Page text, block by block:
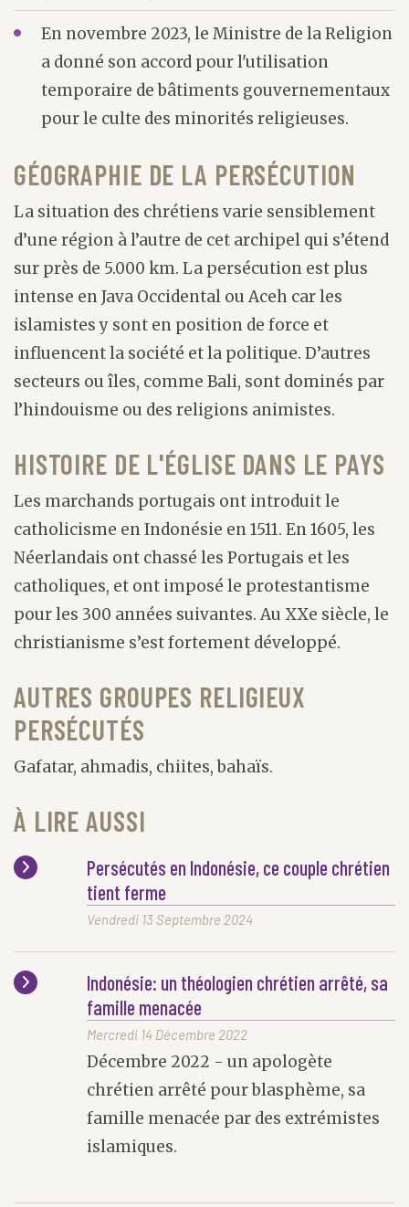
En novembre 2023, le Ministre de la Religion
a donné son accord pour l'utilisation
temporaire de bâtiments gouvernementaux
pour le culte des minorités religieuses.
GÉOGRAPHIE DE LA PERSÉCUTION
La situation des chrétiens varie sensiblement
d’une région à l’autre de cet archipel qui s’étend
sur près de 5.000 km. La persécution est plus
intense en Java Occidental ou Aceh car les
islamistes y sont en position de force et
influencent la société et la politique. D’autres
secteurs ou îles, comme Bali, sont dominés par
l’hindouisme ou des religions animistes.
HISTOIRE DE L'ÉGLISE DANS LE PAYS
Les marchands portugais ont introduit le
catholicisme en Indonésie en 1511. En 1605, les
Néerlandais ont chassé les Portugais et les
catholiques, et ont imposé le protestantisme
pour les 300 années suivantes. Au XXe siècle, le
christianisme s’est fortement développé.
AUTRES GROUPES RELIGIEUX
PERSÉCUTÉS
Gafatar, ahmadis, chiites, bahaïs.
À LIRE AUSSI
Persécutés en Indonésie, ce couple chrétien
tient ferme
Vendredi 13 Septembre 2024
Indonésie: un théologien chrétien arrêté, sa
famille menacée
Mercredi 14 Décembre 2022
Décembre 2022 - un apologète
chrétien arrêté pour blasphème, sa
famille menacée par des extrémistes
islamiques.